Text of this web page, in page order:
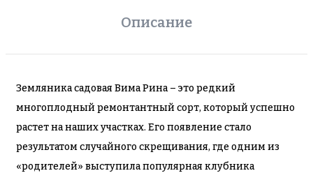
Описание
Земляника садовая Вима Рина – это редкий
многоплодный ремонтантный сорт, который успешно
растет на наших участках. Его появление стало
результатом случайного скрещивания, где одним из
«родителей» выступила популярная клубника